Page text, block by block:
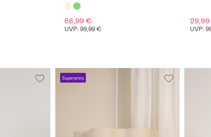
68,99 €
UVP: 99,99 € UVP:
Superpreis